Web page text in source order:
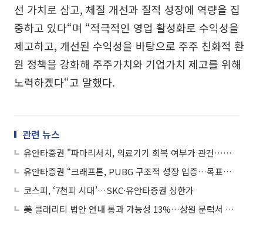
선 가치로 삼고, 체질 개선과 질적 성장에 역량을 집
중하고 있다“며 “적극적인 영업 활성화로 수익성을
제고하고, 개선된 수익성을 바탕으로 주주 친화적 환
원 정책을 강화해 주주가치와 기업가치 제고를 위해
노력하겠다“고 말했다.
관련 뉴스
유안타증권 "파마리서치, 의료기기 회복 여부가 관건…목표가 10%↓"
유안타증권 “크래프톤, PUBG 구조적 성장 입증…목표가 35만원으로 상향”
코스피, ‘7천피 시대’…SKC·유안타증권 상한가
美 클래리티 법안 연내 통과 가능성 13%…상원 문턱서 제동